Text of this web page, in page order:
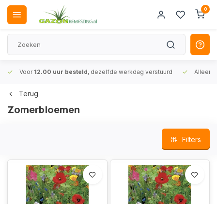
0
Voor 12.00 uur besteld, dezelfde werkdag verstuurd Alleen
Terug
Zomerbloemen
Filters